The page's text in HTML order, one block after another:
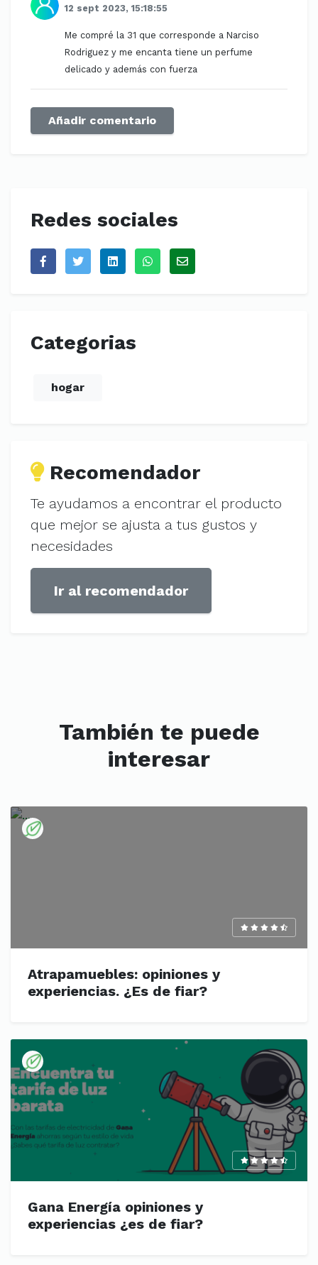
12 sept 2023, 15:18:55
Me compré la 31 que corresponde a Narciso
Rodriguez y me encanta tiene un perfume
delicado y además con fuerza
Añadir comentario
Redes sociales
Categorias
hogar
Recomendador
Te ayudamos a encontrar el producto
que mejor se ajusta a tus gustos y
necesidades
Ir al recomendador
También te puede
interesar
Atrapamuebles: opiniones y
experiencias. ¿Es de fiar?
Gana Energía opiniones y
experiencias ¿es de fiar?